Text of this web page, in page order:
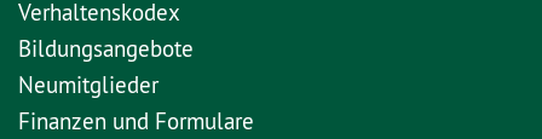
Verhaltenskodex
Bildungsangebote
Neumitglieder
Finanzen und Formulare